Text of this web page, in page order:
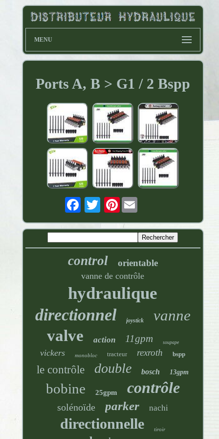
MENU
Ports A, B > G1 / 2 Bspp
Pinterest
control orientable
vanne de contrôle
hydraulique
directionnel joystick vanne
valve action 11gpm soupape
vickers monobloc tracteur rexroth bspp
le contrôle double bosch 13gpm
bobine 25gpm contrôle
solénoïde parker nachi
directionnelle tiroir